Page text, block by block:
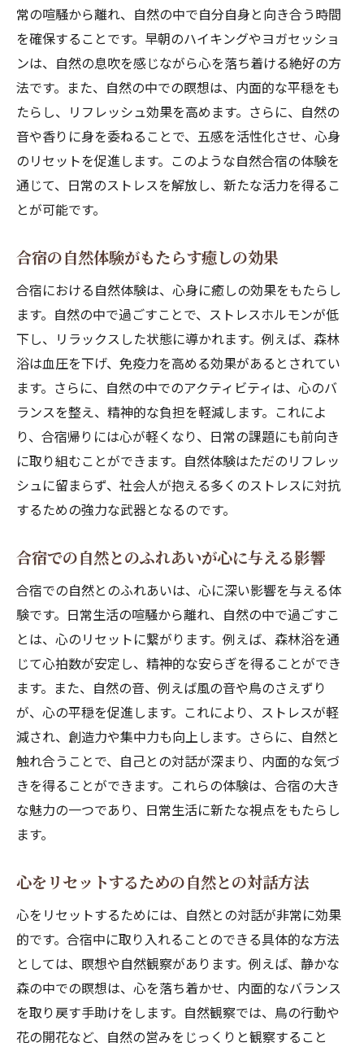
常の喧騒から離れ、自然の中で自分自身と向き合う時間
を確保することです。早朝のハイキングやヨガセッショ
ンは、自然の息吹を感じながら心を落ち着ける絶好の方
法です。また、自然の中での瞑想は、内面的な平穏をも
たらし、リフレッシュ効果を高めます。さらに、自然の
音や香りに身を委ねることで、五感を活性化させ、心身
のリセットを促進します。このような自然合宿の体験を
通じて、日常のストレスを解放し、新たな活力を得るこ
とが可能です。
合宿の自然体験がもたらす癒しの効果
合宿における自然体験は、心身に癒しの効果をもたらし
ます。自然の中で過ごすことで、ストレスホルモンが低
下し、リラックスした状態に導かれます。例えば、森林
浴は血圧を下げ、免疫力を高める効果があるとされてい
ます。さらに、自然の中でのアクティビティは、心のバ
ランスを整え、精神的な負担を軽減します。これによ
り、合宿帰りには心が軽くなり、日常の課題にも前向き
に取り組むことができます。自然体験はただのリフレッ
シュに留まらず、社会人が抱える多くのストレスに対抗
するための強力な武器となるのです。
合宿での自然とのふれあいが心に与える影響
合宿での自然とのふれあいは、心に深い影響を与える体
験です。日常生活の喧騒から離れ、自然の中で過ごすこ
とは、心のリセットに繋がります。例えば、森林浴を通
じて心拍数が安定し、精神的な安らぎを得ることができ
ます。また、自然の音、例えば風の音や鳥のさえずり
が、心の平穏を促進します。これにより、ストレスが軽
減され、創造力や集中力も向上します。さらに、自然と
触れ合うことで、自己との対話が深まり、内面的な気づ
きを得ることができます。これらの体験は、合宿の大き
な魅力の一つであり、日常生活に新たな視点をもたらし
ます。
心をリセットするための自然との対話方法
心をリセットするためには、自然との対話が非常に効果
的です。合宿中に取り入れることのできる具体的な方法
としては、瞑想や自然観察があります。例えば、静かな
森の中での瞑想は、心を落ち着かせ、内面的なバランス
を取り戻す手助けをします。自然観察では、鳥の行動や
花の開花など、自然の営みをじっくりと観察すること